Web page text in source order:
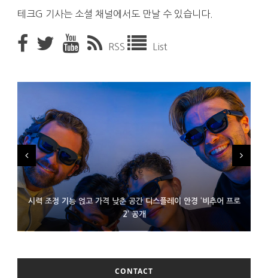
테크G 기사는 소셜 채널에서도 만날 수 있습니다.
RSS List
시력 조정 기능 얹고 가격 낮춘 공간 디스플레이 안경 ‘비추어 프로
2’ 공개
D램 부족에 10억달러어치 아이폰18 프로세서 패키징 대기 중
300~400달러 반지형 스피커 준비하는 오픈AI
CONTACT